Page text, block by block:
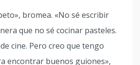
bromea. «No sé escribir
que no sé cocinar pasteles.
cine. Pero creo que tengo
encontrar buenos guiones»,